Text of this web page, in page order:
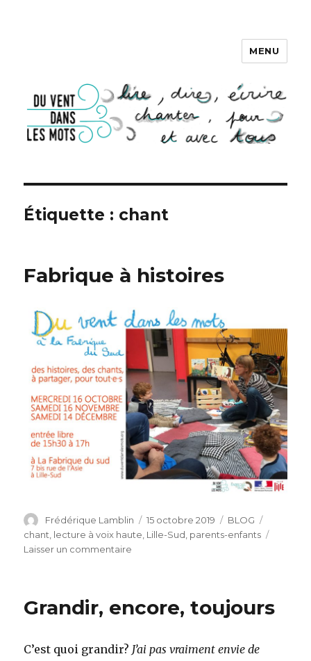
DU VENT DANS LES MOTS
MENU
Étiquette : chant
Fabrique à histoires
Auteur
Frédérique Lamblin
Publié
le
15 octobre 2019 Catégories
BLOG
chant, lecture à voix haute, Lille-Sud, parents-enfants
Laisser un commentaire
Grandir, encore, toujours
C’est quoi grandir? J’ai pas vraiment envie de